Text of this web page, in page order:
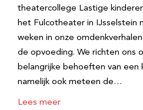
theatercollege Lastige
het Fulcotheater in IJsselstein
weken in onze
de opvoeding. We richten ons
belangrijke behoeften van een
namelijk ook meteen de…
Lees meer